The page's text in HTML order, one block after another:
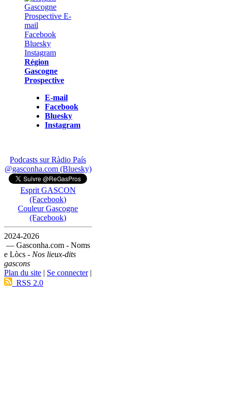
Région
Gascogne
Prospective
E-mail
Facebook
Bluesky
Instagram
Podcasts sur Ràdio País
@gasconha.com (Bluesky)
Esprit GASCON
(Facebook)
Couleur Gascogne
(Facebook)
2024-2026
— Gasconha.com - Noms
e Lòcs - Nos lieux-dits
gascons
Plan du site | Se connecter|
RSS 2.0